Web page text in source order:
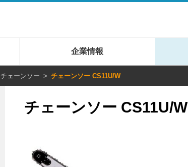
企業情報
チェーンソー チェーンソー CS11U/W
チェーンソー CS11U/W